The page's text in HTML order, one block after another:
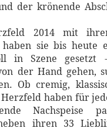
der krönende
2014 mit
sie bis heute
in Szene gesetzt
der Hand gehen,
Ob cremig,
haben für
Nachspeise
ihren 33